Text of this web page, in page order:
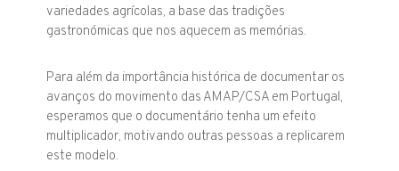
variedades agrícolas, a base das tradições
gastronómicas que nos aquecem as memórias.
Para além da importância histórica de documentar os
avanços do movimento das AMAP/CSA em Portugal,
esperamos que o documentário tenha um efeito
multiplicador, motivando outras pessoas a replicarem
este modelo.